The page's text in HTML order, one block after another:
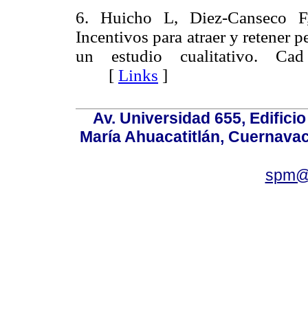
6. Huicho L, Diez-Canseco
Incentivos para atraer y retener
un estudio cualitativo. Cad
[ Links ]
Av. Universidad 655,
María Ahuacatitlán,